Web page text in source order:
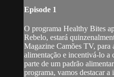
Episode 1
O programa Healthy Bites
Rebelo, estará
Magazine Camões TV, para
alimentação e incentivá-lo a
parte de um padrão
programa, vamos destacar a